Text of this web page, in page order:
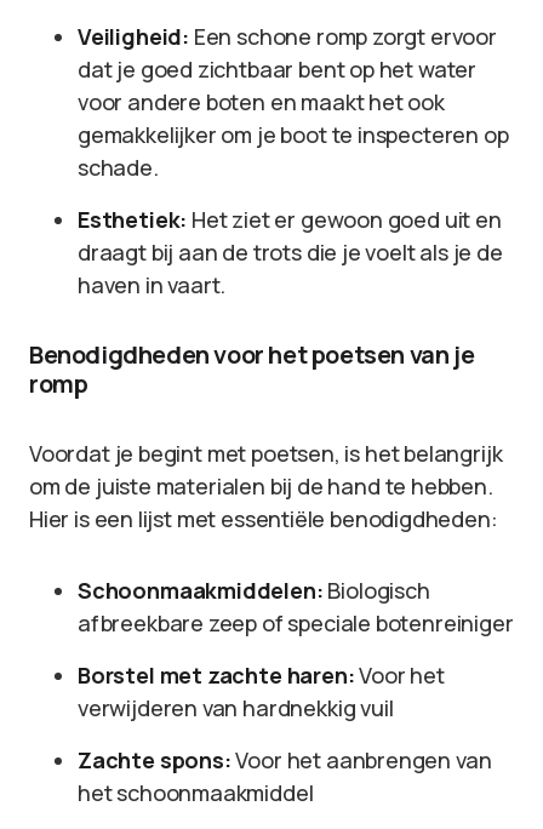
Veiligheid: Een schone romp zorgt ervoor
dat je goed zichtbaar bent op het water
voor andere boten en maakt het ook
gemakkelijker om je boot te inspecteren op
schade.
Esthetiek: Het ziet er gewoon goed uit en
draagt bij aan de trots die je voelt als je de
haven in vaart.
Benodigdheden voor het poetsen van je
romp
Voordat je begint met poetsen, is het belangrijk
om de juiste materialen bij de hand te hebben.
Hier is een lijst met essentiële benodigdheden:
Schoonmaakmiddelen: Biologisch
afbreekbare zeep of speciale botenreiniger
Borstel met zachte haren:Voor het
verwijderen van hardnekkig vuil
Zachte spons:Voor het aanbrengen van
het schoonmaakmiddel